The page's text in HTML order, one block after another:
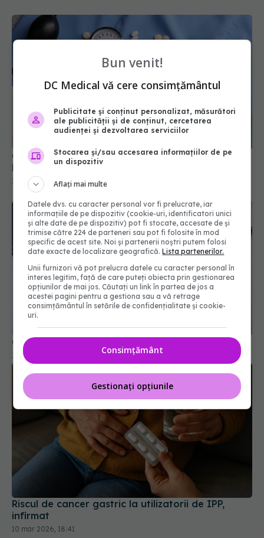
Cum distruge un medicament de tensiune
bacteriile rezistente
22 apr 2026, 12:05
Ce efect are metformin asupra creierului
11 feb 2026, 21:51
Riscul de cancer gastric la utilizatorii de IPP,
infirmat
10 mar 2026, 18:41
Bun venit!
DC Medical vă cere consimțământul
Publicitate și conținut personalizat, măsurători
ale publicității și de conținut, cercetarea
audienței și dezvoltarea serviciilor
Stocarea și/sau accesarea informațiilor de pe
un dispozitiv
Aflați mai multe
Datele dvs. cu caracter personal vor fi prelucrate, iar
informațiile de pe dispozitiv (cookie-uri, identificatori unici
și alte date de pe dispozitiv) pot fi stocate, accesate de și
trimise către 224 de parteneri sau pot fi folosite în mod
specific de acest site. Noi și partenerii noștri putem folosi
date exacte de localizare geografică.Lista partenerilor.
Unii furnizori vă pot prelucra datele cu caracter personal în
interes legitim, față de care puteți obiecta prin gestionarea
opțiunilor de mai jos. Căutați un link în partea de jos a
acestei pagini pentru a gestiona sau a vă retrage
consimțământul în setările de confidențialitate și cookie-
uri.
Consimțământ
Gestionați opțiunile